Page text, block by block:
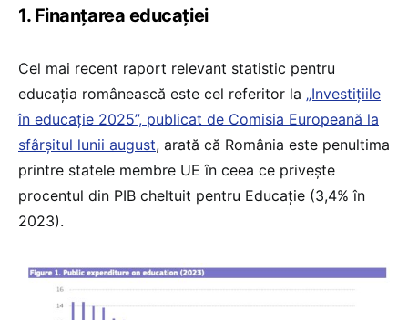
1. Finanțarea educației
Cel mai recent raport relevant statistic pentru
educația românească este cel referitor la „Investițiile
în educație 2025”, publicat de Comisia Europeană la
sfârșitul lunii august, arată că România este penultima
printre statele membre UE în ceea ce privește
procentul din PIB cheltuit pentru Educație (3,4% în
2023).